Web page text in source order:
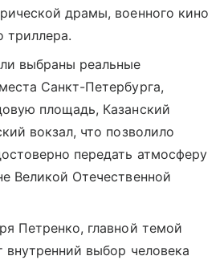
драмы, военного кино
триллера.
выбраны реальные
Санкт-Петербурга,
площадь, Казанский
вокзал, что позволило
передать атмосферу
Великой Отечественной
Петренко, главной темой
внутренний выбор человека